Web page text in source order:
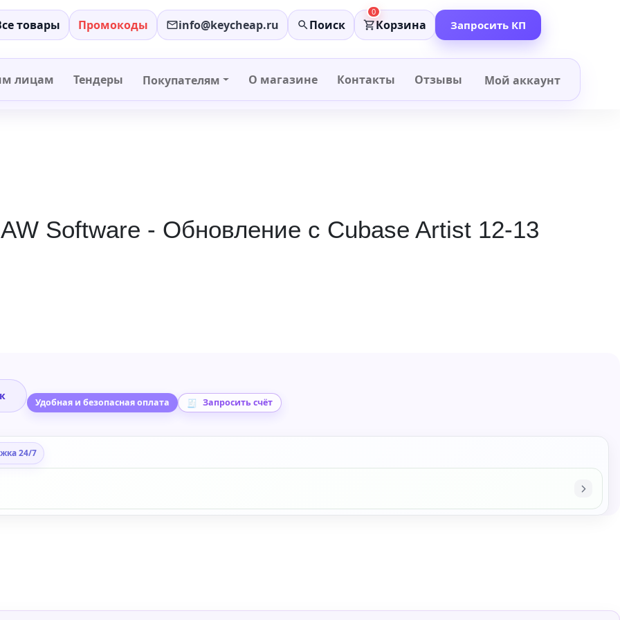
товары Промокоды info@keycheap.ru Поиск
0
Корзина Запросить КП
лицам Тендеры Покупателям О магазине Контакты Отзывы Мой аккаунт
Software - Обновление с Cubase Artist 12-13
Удобная и безопасная оплата Запросить счёт
24/7
− +